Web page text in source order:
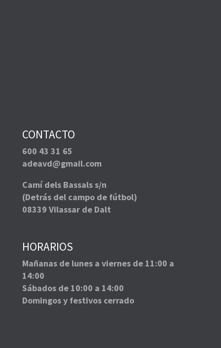
CONTACTO
600 43 31 65
adeavd@gmail.com
Camí dels Bassals s/n
(Detrás del campo de fútbol)
08339 Vilassar de Dalt
HORARIOS
Mañanas de lunes a viernes de 11:00 a
14:00
Sábados de 10:00 a 14:00
Domingos y festivos cerrado